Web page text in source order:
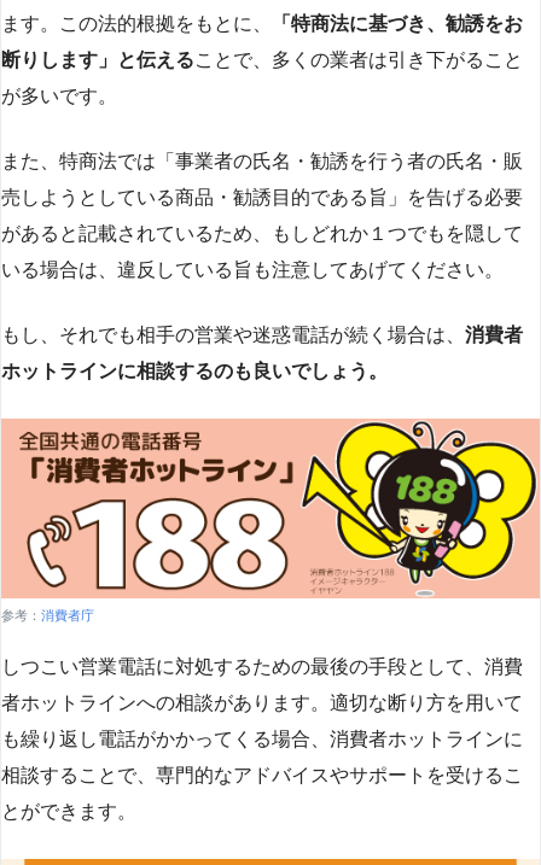
ます。この法的根拠をもとに、
「特商法に基づき、勧誘をお
断りします」と伝えることで、多くの業者は引き下がること
が多いです​​。
また、特商法では「事業者の氏名・勧誘を行う者の氏名・販
売しようとしている商品・勧誘目的である旨」を告げる必要
があると記載されているため、もしどれか１つでもを隠して
いる場合は、違反している旨も注意してあげてください。
もし、それでも相手の営業や迷惑電話が続く場合は、 消費者
ホットラインに相談するのも良いでしょう。
参考： 消費者庁
しつこい営業電話に対処するための最後の手段として、消費
者ホットラインへの相談があります。適切な断り方を用いて
も繰り返し電話がかかってくる場合、消費者ホットラインに
相談することで、専門的なアドバイスやサポートを受けるこ
とができます​​。